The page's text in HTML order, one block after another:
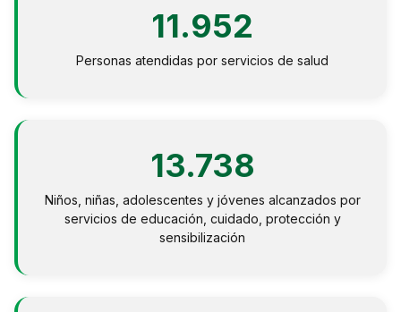
Caja de Herramientas
TDRs
11.952
Personas atendidas por servicios de salud
13.738
Niños, niñas, adolescentes y jóvenes alcanzados por
servicios de educación, cuidado, protección y
sensibilización